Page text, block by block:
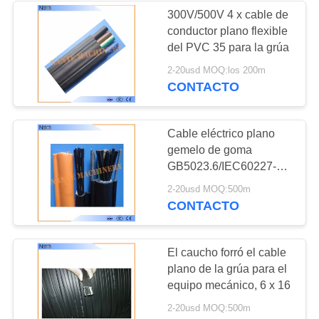
Polipasto eléctrico
de cadena
35
cable eléctrico plano
300V/500V 4 x cable de
conductor plano flexible
del PVC 35 para la grúa
2-20usd MOQ:los 200m
CONTACTO
Cable eléctrico plano
gemelo de goma
GB5023.6/IEC60227-6
de la resistencia del
aceite/de la llama
2-20usd MOQ:500m
CONTACTO
El caucho forró el cable
plano de la grúa para el
equipo mecánico, 6 x 16
2-20usd MOQ:500m